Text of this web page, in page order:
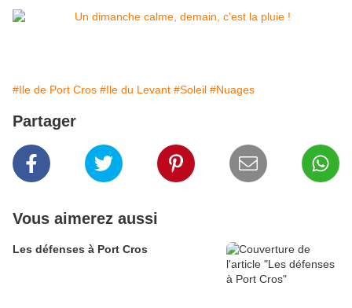
#Ile de Port Cros #Ile du Levant #Soleil #Nuages
Partager
Vous aimerez aussi
Les défenses à Port Cros